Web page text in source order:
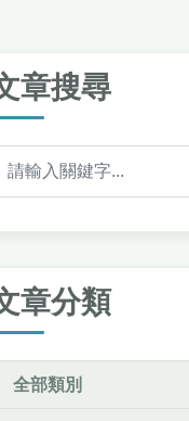
章搜尋
章分類
全部類別